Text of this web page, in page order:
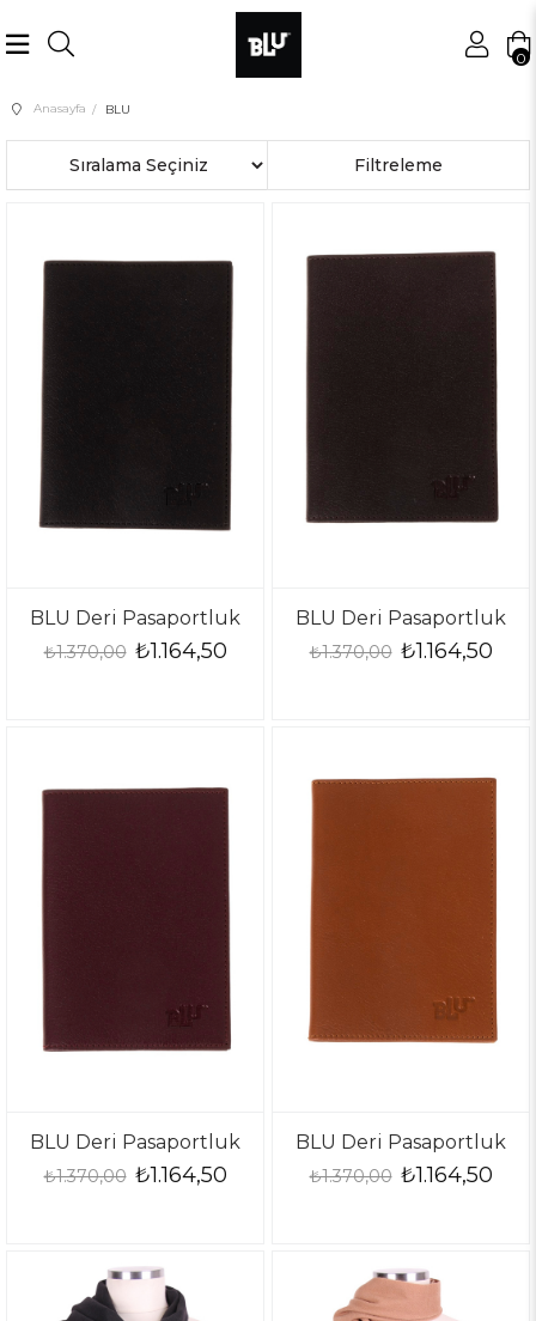
0
Anasayfa BLU
Filtreleme
Sıralama
BLU Deri Pasaportluk
₺1.164,50
₺1.370,00
BLU Deri Pasaportluk
₺1.164,50
₺1.370,00
BLU Deri Pasaportluk
₺1.164,50
₺1.370,00
BLU Deri Pasaportluk
₺1.164,50
₺1.370,00